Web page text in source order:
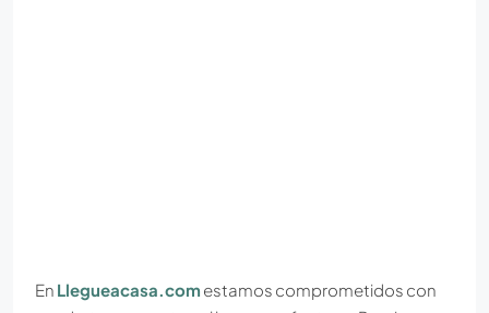
En Llegueacasa.com estamos comprometidos con